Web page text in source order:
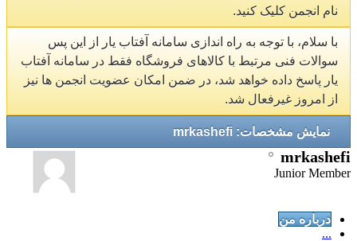
نام انجمن کلیک کنید.
با سلام، با توجه به راه اندازی سامانه آفتاب یار از این پس
سوالات فنی مرتبط با کالاهای فروشگاه فقط در سامانه آفتاب
یار پاسخ داده خواهد شد، در ضمن امکان عضویت انجمن ها نیز
از امروز غیرفعال شد.
نمایش مشخصات: mrkashefi
mrkashefi
Junior Member
درباره من
...